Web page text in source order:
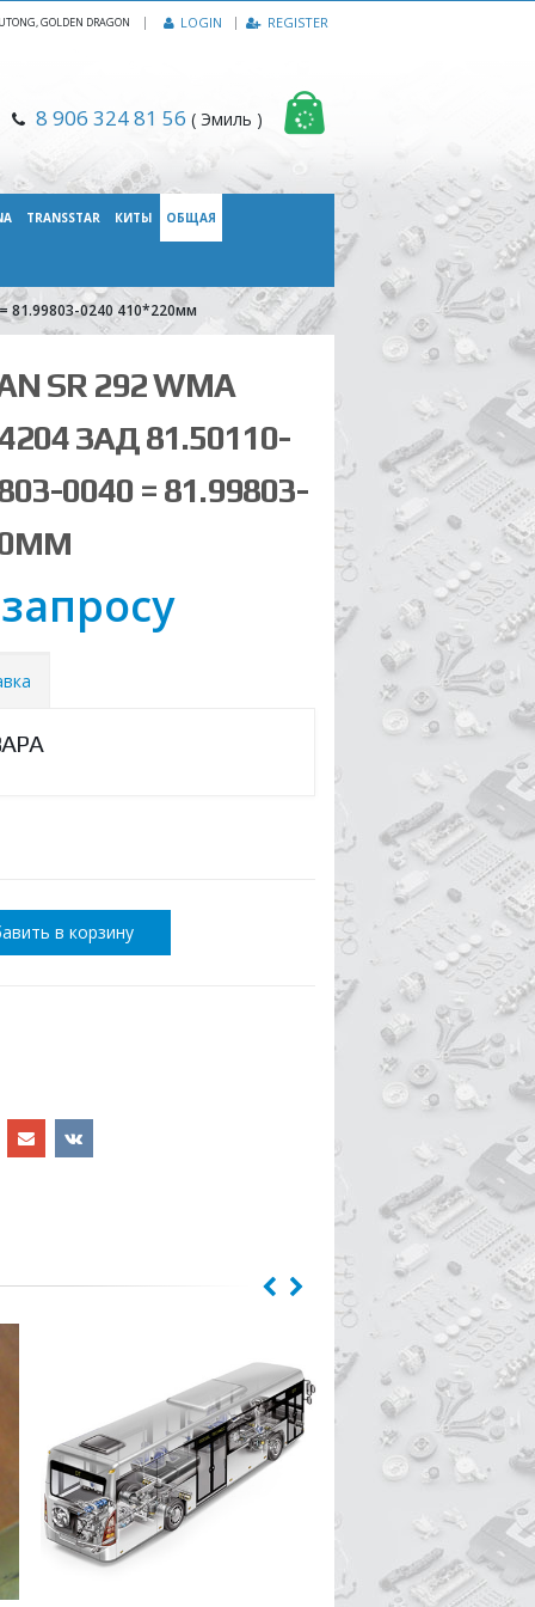
GOLDEN DRAGON | LOGIN REGISTER
8 906 324 81 56 ( Эмиль )
TRANSSTAR КИТЫ ОБЩАЯ
81.99803-0240 410*220мм
SR 292 WMA
ЗАД 81.50110-
0040 = 81.99803-
в корзину